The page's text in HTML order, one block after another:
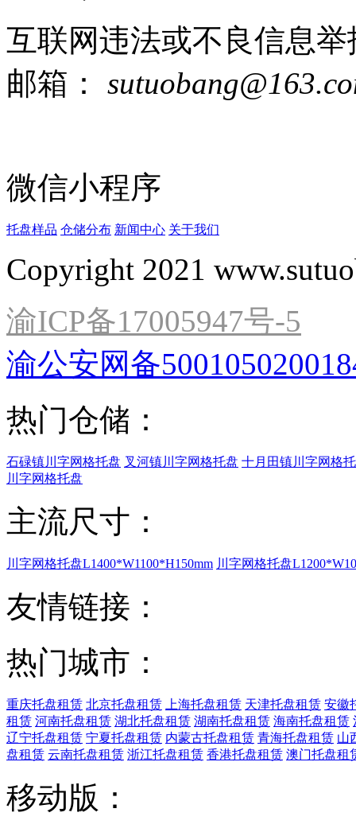
互联网违法或不良信息
邮箱：
微信小程序
托盘样品 仓储分布 新闻中心 关于我们
Copyright 2021
渝ICP备17005947号-5
渝公安网备
热门仓储：
石碌镇川字网格托盘 叉河镇川字网格托盘 十月田镇川字网格
川字网格托盘
主流尺寸：
川字网格托盘L1400*W1100*H150mm 川字网格托盘
友情链接：
热门城市：
重庆托盘租赁 北京托盘租赁 上海托盘租赁 天津托盘租赁 安徽
租赁 河南托盘租赁 湖北托盘租赁 湖南托盘租赁 海南托盘租赁
辽宁托盘租赁 宁夏托盘租赁 内蒙古托盘租赁 青海托盘租赁 山
盘租赁 云南托盘租赁 浙江托盘租赁 香港托盘租赁 澳门托盘租
移动版：